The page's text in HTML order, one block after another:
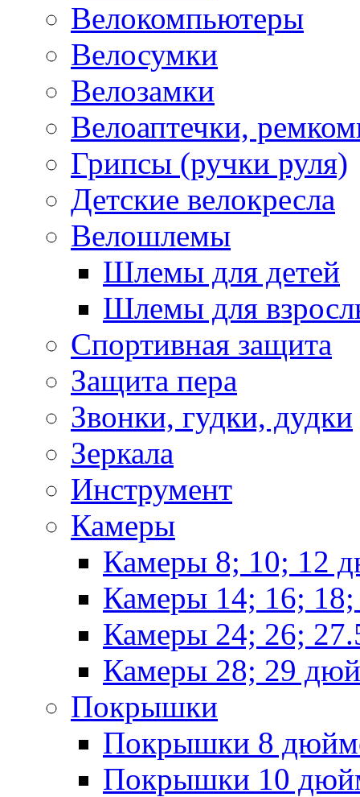
Велокомпьютеры
Велосумки
Велозамки
Велоаптечки,
Грипсы (ручки руля)
Детские велокресла
Велошлемы
Шлемы для детей
Шлемы для
Спортивная защита
Защита пера
Звонки, гудки, дудки
Зеркала
Инструмент
Камеры
Камеры 8; 10; 12
Камеры 14; 16;
Камеры 24; 26;
Камеры 28; 29
Покрышки
Покрышки 8
Покрышки 10